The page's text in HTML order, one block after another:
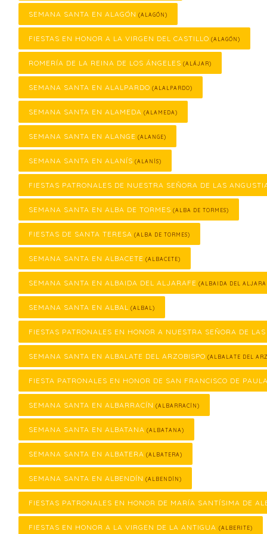
SEMANA SANTA EN ALAGÓN (ALAGÓN)
FIESTAS EN HONOR A LA VIRGEN DEL CASTILLO (ALAGÓN)
ROMERÍA DE LA REINA DE LOS ÁNGELES (ALÁJAR)
SEMANA SANTA EN ALALPARDO (ALALPARDO)
SEMANA SANTA EN ALAMEDA (ALAMEDA)
SEMANA SANTA EN ALANGE (ALANGE)
SEMANA SANTA EN ALANÍS (ALANÍS)
FIESTAS PATRONALES DE NUESTRA SEÑORA DE LAS
SEMANA SANTA EN ALBA DE TORMES (ALBA DE TORMES)
FIESTAS DE SANTA TERESA (ALBA DE TORMES)
SEMANA SANTA EN ALBACETE (ALBACETE)
SEMANA SANTA EN ALBAIDA DEL ALJARAFE (ALBAIDA DEL
SEMANA SANTA EN ALBAL (ALBAL)
FIESTAS PATRONALES EN HONOR A NUESTRA SEÑORA DE
SEMANA SANTA EN ALBALATE DEL ARZOBISPO (ALBALATE DEL
FIESTA PATRONALES EN HONOR DE SAN FRANCISCO DE
SEMANA SANTA EN ALBARRACÍN (ALBARRACÍN)
SEMANA SANTA EN ALBATANA (ALBATANA)
SEMANA SANTA EN ALBATERA (ALBATERA)
SEMANA SANTA EN ALBENDÍN (ALBENDÍN)
FIESTAS PATRONALES EN HONOR DE MARÍA SANTÍSIMA DE
FIESTAS EN HONOR A LA VIRGEN DE LA ANTIGUA (ALBERITE)